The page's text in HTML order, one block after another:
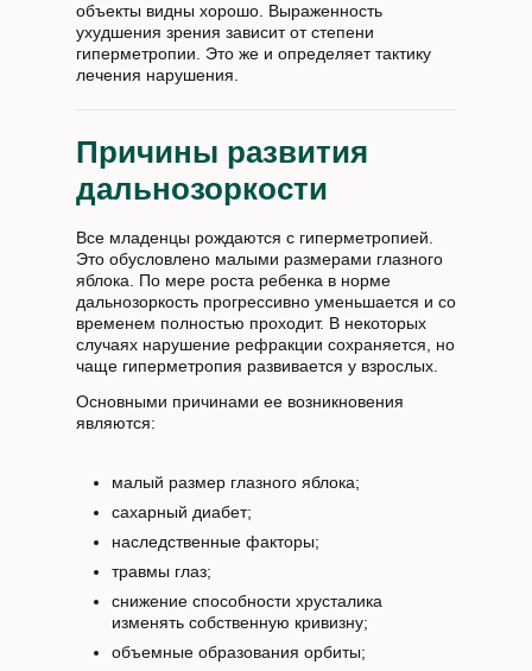
объекты видны хорошо. Выраженность
ухудшения зрения зависит от степени
гиперметропии. Это же и определяет тактику
лечения нарушения.
Причины развития
дальнозоркости
Все младенцы рождаются с гиперметропией.
Это обусловлено малыми размерами глазного
яблока. По мере роста ребенка в норме
дальнозоркость прогрессивно уменьшается и со
временем полностью проходит. В некоторых
случаях нарушение рефракции сохраняется, но
чаще гиперметропия развивается у взрослых.
Основными причинами ее возникновения
являются:
малый размер глазного яблока;
сахарный диабет;
наследственные факторы;
травмы глаз;
снижение способности хрусталика
изменять собственную кривизну;
объемные образования орбиты;